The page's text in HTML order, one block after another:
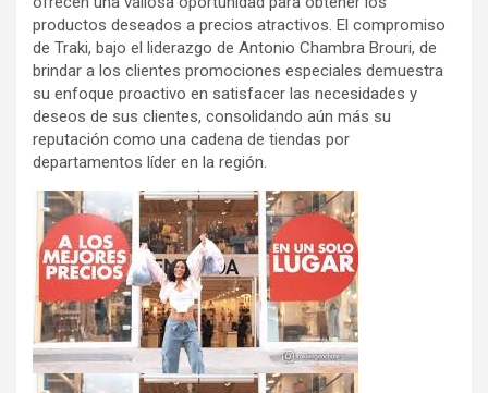
productos deseados a precios atractivos. El compromiso
de Traki, bajo el liderazgo de Antonio Chambra Brouri, de
brindar a los clientes promociones especiales demuestra
su enfoque proactivo en satisfacer las necesidades y
deseos de sus clientes, consolidando aún más su
reputación como una cadena de tiendas por
departamentos líder en la región.